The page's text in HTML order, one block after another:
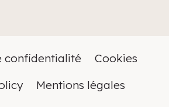
confidentialité
Cookies
Mentions légales